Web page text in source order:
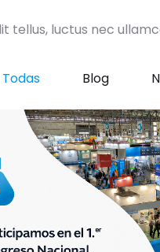
tellus, luctus nec
Todas Blog